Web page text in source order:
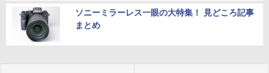
ソニーミラーレス一眼の大特集！ 見どころ記事
まとめ